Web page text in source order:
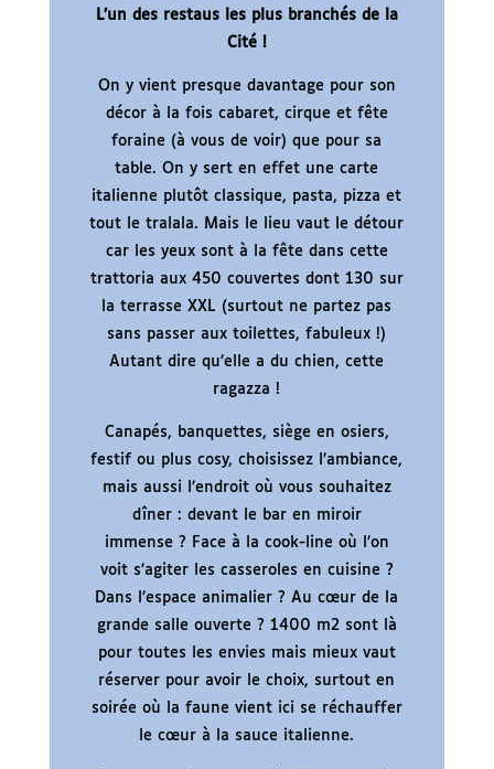
L’un des restaus les plus branchés de la
Cité !
On y vient presque davantage pour son
décor à la fois cabaret, cirque et fête
foraine (à vous de voir) que pour sa
table. On y sert en effet une carte
italienne plutôt classique, pasta, pizza et
tout le tralala. Mais le lieu vaut le détour
car les yeux sont à la fête dans cette
trattoria aux 450 couvertes dont 130 sur
la terrasse XXL (surtout ne partez pas
sans passer aux toilettes, fabuleux !)
Autant dire qu’elle a du chien, cette
ragazza !
Canapés, banquettes, siège en osiers,
festif ou plus cosy, choisissez l’ambiance,
mais aussi l’endroit où vous souhaitez
dîner : devant le bar en miroir
immense ? Face à la cook-line où l’on
voit s’agiter les casseroles en cuisine ?
Dans l’espace animalier ? Au cœur de la
grande salle ouverte ? 1400 m2 sont là
pour toutes les envies mais mieux vaut
réserver pour avoir le choix, surtout en
soirée où la faune vient ici se réchauffer
le cœur à la sauce italienne.